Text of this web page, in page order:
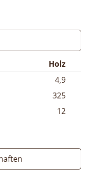
Holz
4,9
325
12